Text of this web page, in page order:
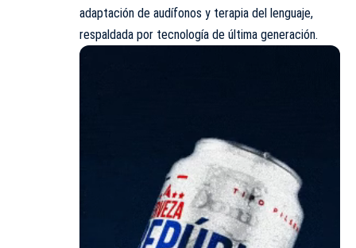
adaptación de audífonos y terapia del lenguaje,
respaldada por tecnología de última generación.